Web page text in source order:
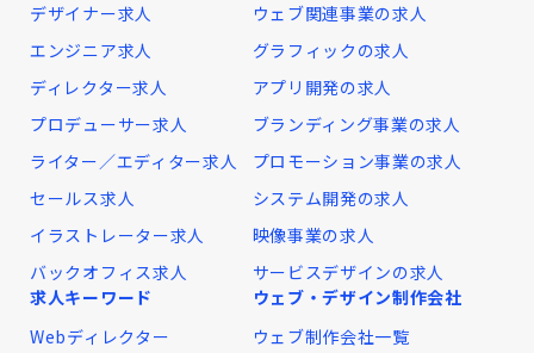
デザイナー求人
エンジニア求人
ディレクター求人
プロデューサー求人
ライター／エディター求人
セールス求人
イラストレーター求人
バックオフィス求人
ウェブ関連事業の求人
グラフィックの求人
アプリ開発の求人
ブランディング事業の求人
プロモーション事業の求人
システム開発の求人
映像事業の求人
サービスデザインの求人
求人キーワード
Webディレクター
ウェブ・デザイン制作会社
ウェブ制作会社一覧